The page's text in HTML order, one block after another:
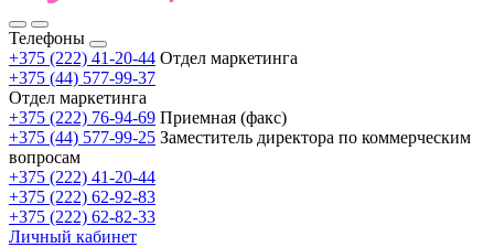
Телефоны
+375 (222) 41-20-44 Отдел маркетинга
+375 (44) 577-99-37
Отдел маркетинга
+375 (222) 76-94-69 Приемная (факс)
+375 (44) 577-99-25 Заместитель директора по коммерческим
вопросам
+375 (222) 41-20-44
+375 (222) 62-92-83
+375 (222) 62-82-33
Личный кабинет